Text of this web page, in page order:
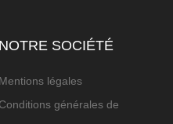
NOTRE SOCIÉTÉ
Mentions légales
Conditions générales de